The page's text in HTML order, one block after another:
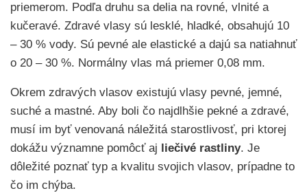
priemerom. Podľa druhu sa delia na rovné, vlnité a
kučeravé. Zdravé vlasy sú lesklé, hladké, obsahujú 10
– 30 % vody. Sú pevné ale elastické a dajú sa natiahnuť
o 20 – 30 %. Normálny vlas má priemer 0,08 mm.
Okrem zdravých vlasov existujú vlasy pevné, jemné,
suché a mastné. Aby boli čo najdlhšie pekné a zdravé,
musí im byť venovaná náležitá starostlivosť, pri ktorej
dokážu významne pomôcť aj
liečivé rastliny. Je
dôležité poznať typ a kvalitu svojich vlasov, prípadne to
čo im chýba.